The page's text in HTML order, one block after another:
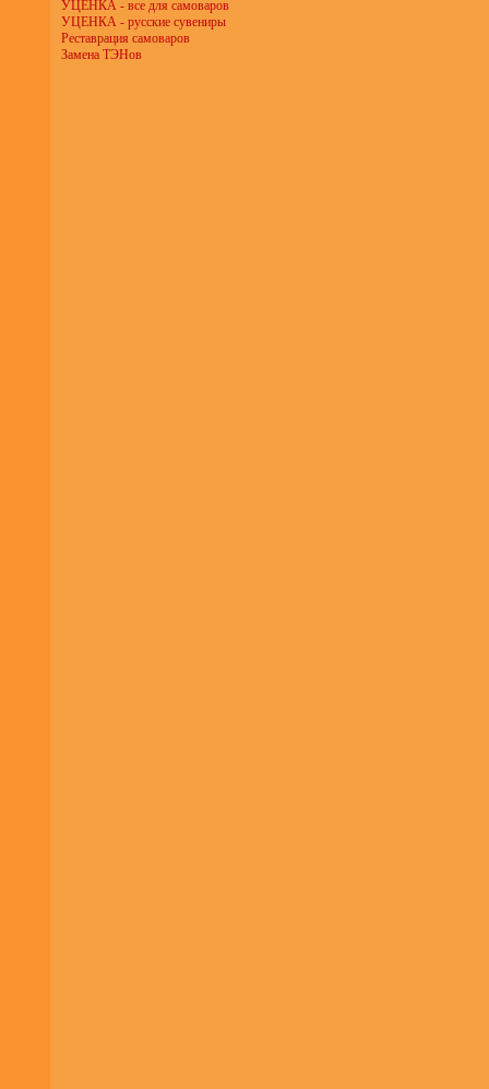
УЦЕНКА - все для самоваров
УЦЕНКА - русские сувениры
Реставрация самоваров
Замена ТЭНов